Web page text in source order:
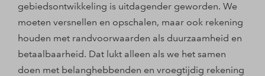
gebiedsontwikkeling is uitdagender geworden. We
moeten versnellen en opschalen, maar ook rekening
houden met randvoorwaarden als duurzaamheid en
betaalbaarheid. Dat lukt alleen als we het samen
doen met belanghebbenden en vroegtijdig rekening